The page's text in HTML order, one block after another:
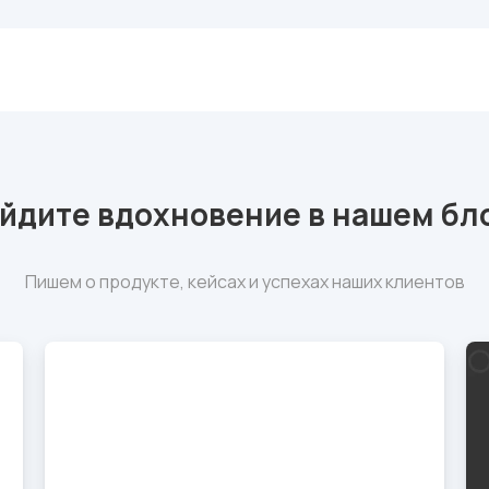
вдохновение в нашем
Пишем о продукте, кейсах и успехах наших клиентов